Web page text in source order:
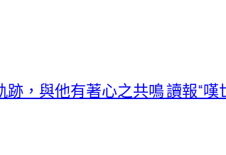
，與他有著心之共鳴 讀報“嘆